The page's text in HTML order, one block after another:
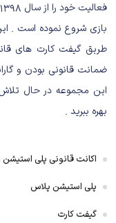
پلتفرم
تاریخ انتشار: ۲۹ جولای ۲۰۱۴
ژانر: اکشن-ماجراجویی،
حالت‌ها : تک‌نفره، چندنفره
بازی شروع نموده است .
طریق گیفت کارت های
ضمانت قانونی بودن و
این مجموعه در حال
بهره ببرید .
اکانت قانونی پلی استیشن ۵
پلی استیشن پلاس
گیفت کارت